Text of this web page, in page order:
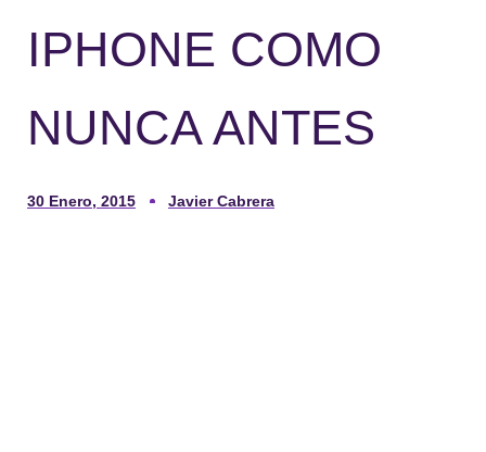
IPHONE COMO
NUNCA ANTES
30 Enero, 2015 Javier Cabrera